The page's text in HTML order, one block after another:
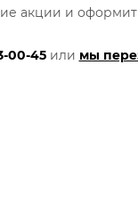
акции и оформит
00-45или мы